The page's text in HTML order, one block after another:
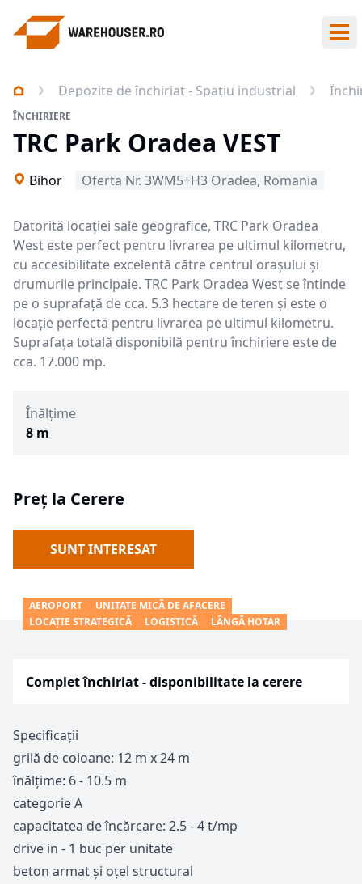
Depozite de închiriat - Spațiu industrial
ÎNCHIRIERE
TRC Park Oradea VEST
Bihor Oferta Nr. 3WM5+H3 Oradea, Romania
Datorită locației sale geografice, TRC Park Oradea
West este perfect pentru livrarea pe ultimul kilometru,
cu accesibilitate excelentă către centrul orașului și
drumurile principale. TRC Park Oradea West se întinde
pe o suprafață de cca. 5.3 hectare de teren și este o
locație perfectă pentru livrarea pe ultimul kilometru.
Suprafața totală disponibilă pentru închiriere este de
cca. 17.000 mp.
Înălțime
8 m
Preț la Cerere
SUNT INTERESAT
AEROPORT
UNITATE MICĂ DE AFACERE
LOCAȚIE STRATEGICĂ
LOGISTICĂ LÂNGĂ HOTAR
Complet închiriat - disponibilitate la cerere
Specificații
grilă de coloane: 12 m x24 m
înălțime: 6- 10.5 m
categorie A
capacitatea de încărcare: 2.5-4t/mp
drive in - 1 buc per unitate
beton armat și oțel structural